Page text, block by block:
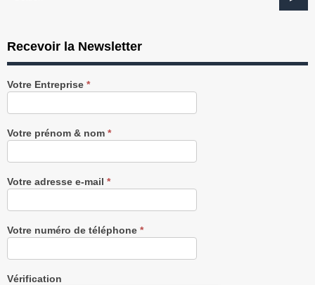
Recevoir la Newsletter
Recevez
notre
gratuitement
Votre Entreprise *
Votre prénom & nom *
Votre adresse e-mail *
Votre numéro de téléphone *
Vérification